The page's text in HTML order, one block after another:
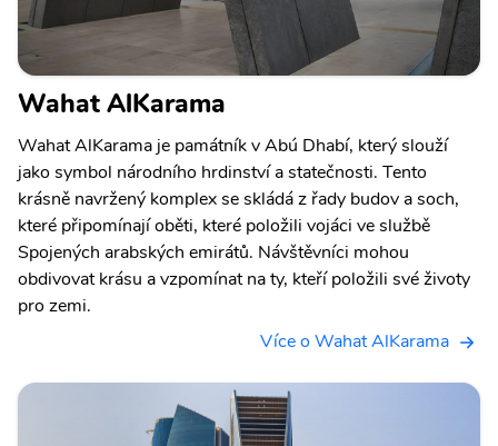
Wahat AlKarama
Wahat AlKarama je památník v Abú Dhabí, který slouží
jako symbol národního hrdinství a statečnosti. Tento
krásně navržený komplex se skládá z řady budov a soch,
které připomínají oběti, které položili vojáci ve službě
Spojených arabských emirátů. Návštěvníci mohou
obdivovat krásu a vzpomínat na ty, kteří položili své životy
pro zemi.
Více o Wahat AlKarama